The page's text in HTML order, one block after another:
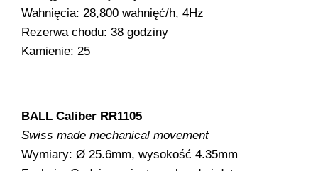
Wahnięcia: 28,800 wahnięć/h, 4Hz
Rezerwa chodu: 38 godziny
Kamienie: 25
BALL Caliber RR1105
Swiss made mechanical movement
Wymiary: Ø 25.6mm, wysokość 4.35mm